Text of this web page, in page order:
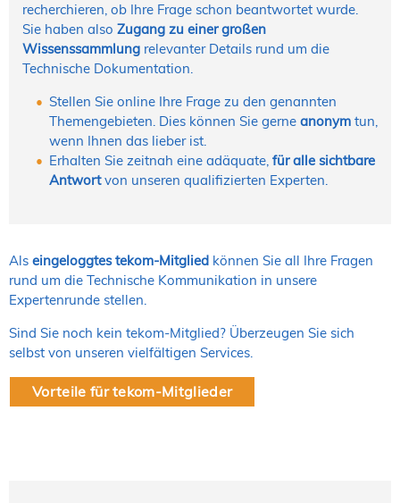
recherchieren, ob Ihre Frage schon beantwortet wurde.
Sie haben also Zugang zu einer großen
Wissenssammlung relevanter Details rund um die
Technische Dokumentation.
Stellen Sie online Ihre Frage zu den genannten
Themengebieten. Dies können Sie gerne anonym tun,
wenn Ihnen das lieber ist.
Erhalten Sie zeitnah eine adäquate, für alle sichtbare
Antwortvon unseren qualifizierten Experten.
Als eingeloggtes tekom-Mitglied können Sie all Ihre Fragen
rund um die Technische Kommunikation in unsere
Expertenrunde stellen.
Sind Sie noch kein tekom-Mitglied? Überzeugen Sie sich
selbst von unseren vielfältigen Services.
Vorteile für tekom-Mitglieder